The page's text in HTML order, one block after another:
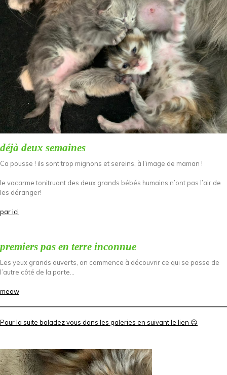
déjà deux semaines
Ca pousse ! ils sont trop mignons et sereins, à l’image de maman !
le vacarme tonitruant des deux grands bébés humains n’ont pas l’air de
les déranger!
par ici
premiers pas en terre inconnue
Les yeux grands ouverts, on commence à découvrir ce qui se passe de
l’autre côté de la porte…
meow
Pour la suite baladez vous dans les galeries en suivant le lien 😉